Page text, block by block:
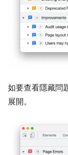
如要查看隱藏問
展開。